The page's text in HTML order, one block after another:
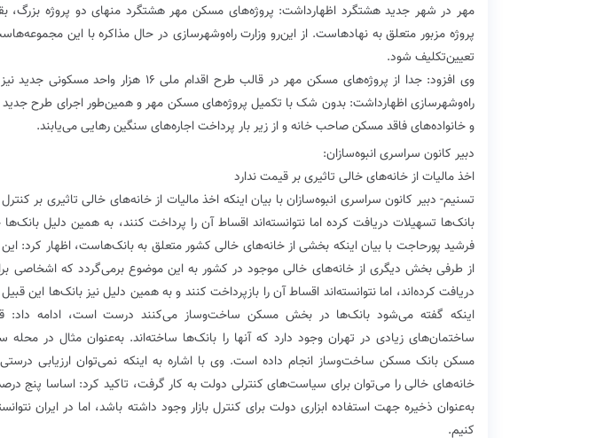
مهر در شهر جدید هشتگرد اظهارداشت: پروژه‌های مسکن مهر هشتگرد منهای دو پروژه بزرگ،
پروژه مزبور متعلق به نهادهاست. از این‌رو وزارت راه‌و‌شهرسازی در حال مذاکره با این
تعیین‌تکلیف شود.
وی افزود: جدا از پروژه‌های مسکن مهر در قالب طرح
راه‌و‌شهرسازی اظهارداشت: بدون شک با تکمیل پروژه‌های مسکن مهر و همین‌طور اجرای طرح جدید
و خانواده‌های فاقد مسکن صاحب خانه و از زیر بار پرداخت اجاره‌های سنگین رهایی می‌یابند.
دبیر کانون سراسری انبوه‌سازان:
اخذ مالیات از خانه‌های خالی تاثیری بر قیمت‌ ندارد
تسنیم- دبیر کانون سراسری انبوه‌سازان با بیان اینکه اخذ مالیات از خانه‌های خالی تاثیری بر
بانک‌ها تسهیلات دریافت کرده اما نتوانسته‌اند اقساط آن را پرداخت کنند، به همین دلیل بانک‌ها
فرشید پورحاجت با بیان اینکه بخشی از خانه‌های خالی کشور متعلق به بانک‌هاست، اظهار کرد:‌
از طرفی بخش دیگری از خانه‌های خالی موجود در کشور به این موضوع برمی‌گردد که اشخاصی
دریافت کرده‌اند، اما نتوانسته‌اند اقساط آن را بازپرداخت کنند و به همین دلیل نیز بانک‌ها این
اینکه گفته می‌شود بانک‌ها در بخش مسکن ساخت‌و‌ساز می‌کنند درست است، ادامه داد:‌
ساختمان‌های زیادی در تهران وجود دارد که آنها را بانک‌ها ساخته‌اند. به‌عنوان مثال در
مسکن بانک مسکن ساخت‌و‌ساز انجام داده است. وی با اشاره به اینکه نمی‌توان ارزیابی
خانه‌های خالی را می‌توان برای سیاست‌های کنترلی دولت به کار گرفت،‌ تاکید کرد:‌ اساسا پنج
به‌عنوان ذخیره جهت استفاده ابزاری دولت برای کنترل بازار وجود داشته باشد، اما در ایران
کنیم.